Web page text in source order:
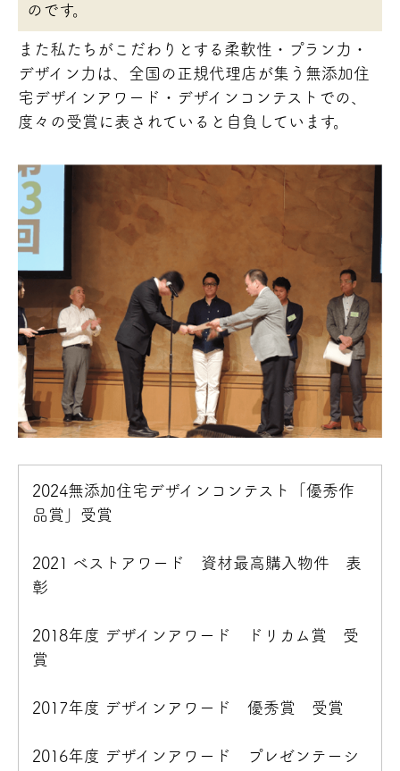
のです。
また私たちがこだわりとする柔軟性・プラン力・
デザイン力は、全国の正規代理店が集う無添加住
宅デザインアワード・デザインコンテストでの、
度々の受賞に表されていると自負しています。
2024無添加住宅デザインコンテスト「優秀作
品賞」受賞
2021 ベストアワード 資材最高購入物件 表
彰
2018年度 デザインアワード ドリカム賞 受
賞
2017年度 デザインアワード 優秀賞 受賞
2016年度 デザインアワード プレゼンテーシ